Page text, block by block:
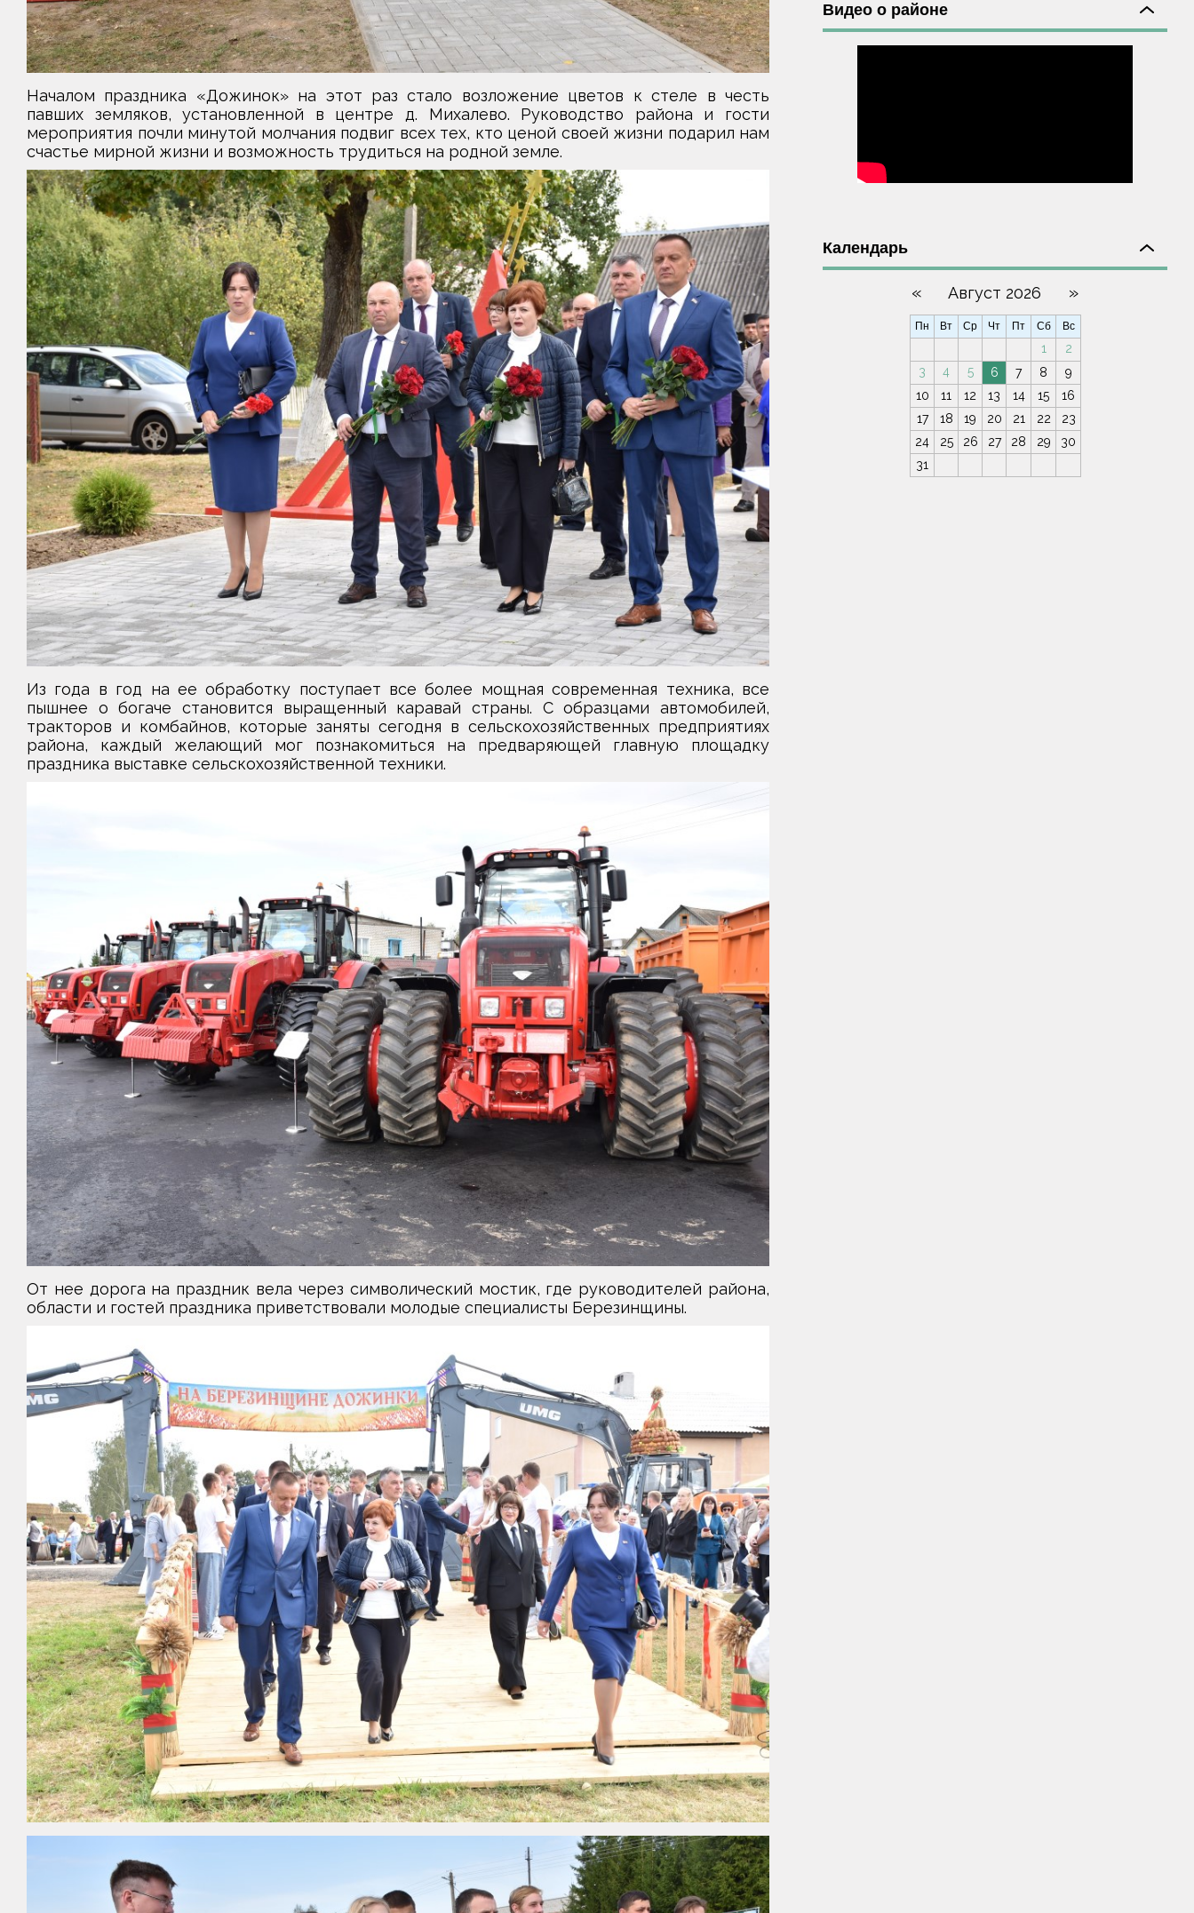
Началом праздника «Дожинок» на этот раз стало возложение цветов к стеле в честь
павших земляков, установленной в центре д. Михалево. Руководство района и гости
мероприятия почли минутой молчания подвиг всех тех, кто ценой своей жизни подарил нам
счастье мирной жизни и возможность трудиться на родной земле.
Из года в год на ее обработку поступает все более мощная современная техника, все
пышнее о богаче становится выращенный каравай страны. С образцами автомобилей,
тракторов и комбайнов, которые заняты сегодня в сельскохозяйственных предприятиях
района, каждый желающий мог познакомиться на предваряющей главную площадку
праздника выставке сельскохозяйственной техники.
От нее дорога на праздник вела через символический мостик, где руководителей района,
области и гостей праздника приветствовали молодые специалисты Березинщины.
Видео о районе
Календарь
« Август 2026 »
Пн Вт Ср Чт Пт Сб Вс
1
2
3
4 5 6 7 8
9
10
11 12 13 14 15
16
17
18 19 20 21 22
23
24
25 26 27 28 29
30
31